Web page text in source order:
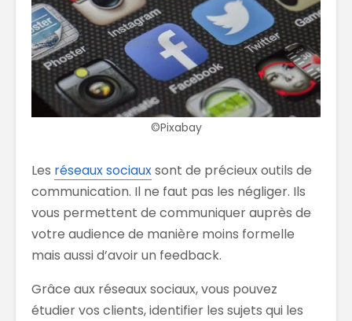
©Pixabay
Les réseaux sociauxsont de précieux outils de
communication. Il ne faut pas les négliger. Ils
vous permettent de communiquer auprès de
votre audience de manière moins formelle
mais aussi d’avoir un feedback.
Grâce aux réseaux sociaux, vous pouvez
étudier vos clients, identifier les sujets qui les